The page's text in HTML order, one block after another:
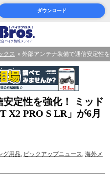
ダウンロード
クス 外部アンテナ装備で通信安定性
定性を強化！ ミッド
X2 PRO S LR」が6月
グ用品, ピックアップニュース, 海外メ